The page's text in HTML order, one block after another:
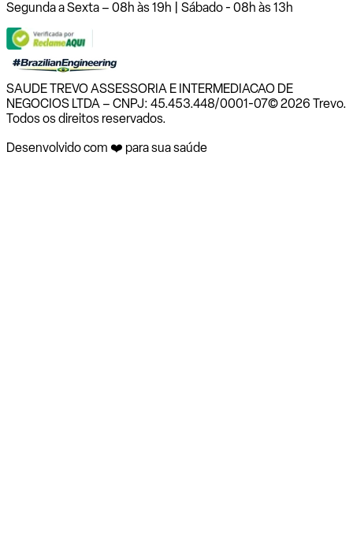
Segunda a Sexta – 08h às 19h | Sábado - 08h às 13h
SAUDE TREVO ASSESSORIA E INTERMEDIACAO DE
NEGOCIOS LTDA – CNPJ: 45.453.448/0001-07© 2026 Trevo.
Todos os direitos reservados.
Desenvolvido com ❤️ para sua saúde